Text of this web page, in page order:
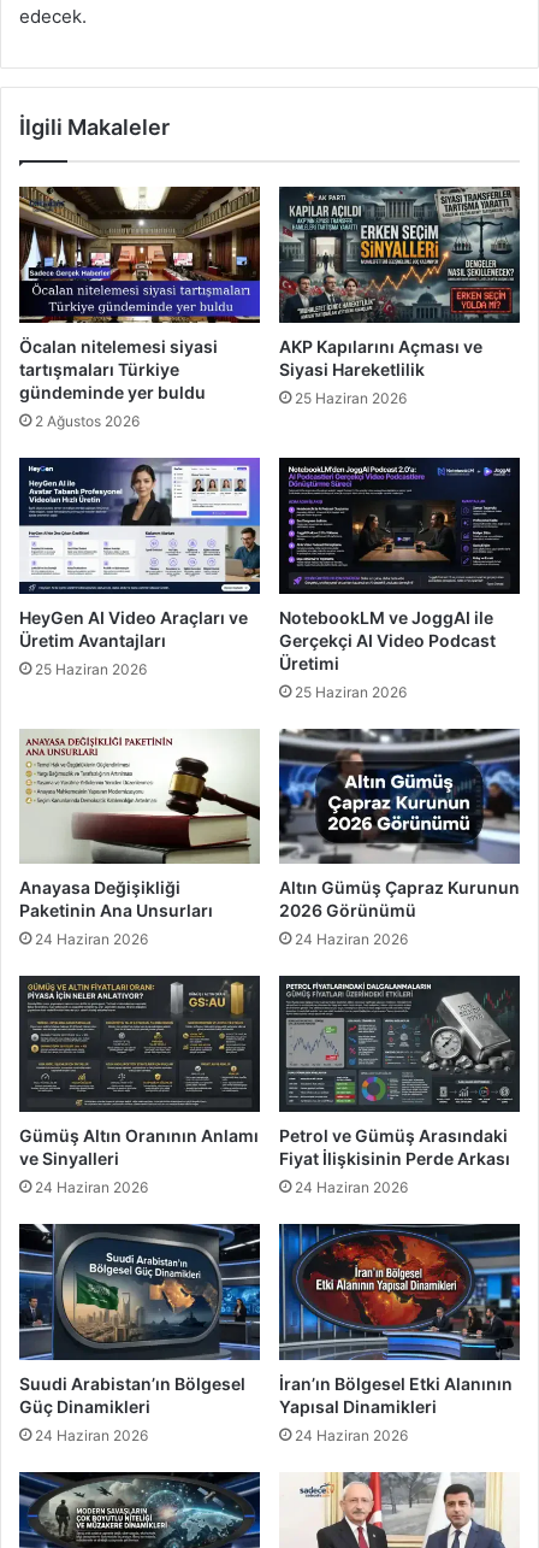
edecek.
İlgili Makaleler
Öcalan nitelemesi siyasi
tartışmaları Türkiye
gündeminde yer buldu
2 Ağustos 2026
AKP Kapılarını Açması ve
Siyasi Hareketlilik
25 Haziran 2026
HeyGen AI Video Araçları ve
Üretim Avantajları
25 Haziran 2026
NotebookLM ve JoggAI ile
Gerçekçi AI Video Podcast
Üretimi
25 Haziran 2026
Anayasa Değişikliği
Paketinin Ana Unsurları
24 Haziran 2026
Altın Gümüş Çapraz Kurunun
2026 Görünümü
24 Haziran 2026
Gümüş Altın Oranının Anlamı
ve Sinyalleri
24 Haziran 2026
Petrol ve Gümüş Arasındaki
Fiyat İlişkisinin Perde Arkası
24 Haziran 2026
Suudi Arabistan’ın Bölgesel
Güç Dinamikleri
24 Haziran 2026
İran’ın Bölgesel Etki Alanının
Yapısal Dinamikleri
24 Haziran 2026